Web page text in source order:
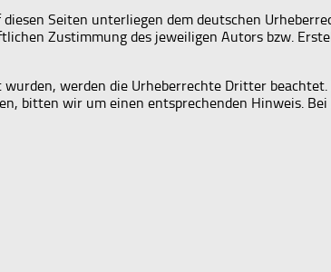
Seiten unterliegen dem deutschen
Zustimmung des jeweiligen Autors bzw.
werden die Urheberrechte Dritter
bitten wir um einen entsprechenden Hinweis.